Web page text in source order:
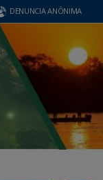
DENUNCIA ANÔNIMA